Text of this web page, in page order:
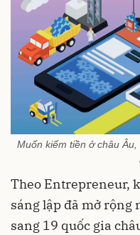
Muốn kiếm tiền ở châu
Theo Entrepreneur,
sáng lập đã mở
sang 19 quốc gia